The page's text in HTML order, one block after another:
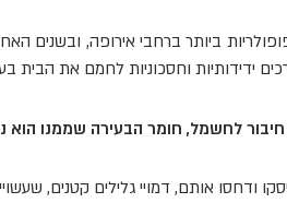
ביותר ברחבי אירופה, ובשנים
ידידותיות וחסכוניות לחמם את הבית
לחשמל, חומר הבעירה שממנו הוא